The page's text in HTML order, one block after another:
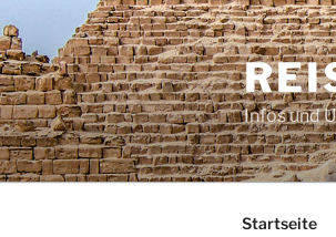
Inhalt
springen
Infos und
Startseite